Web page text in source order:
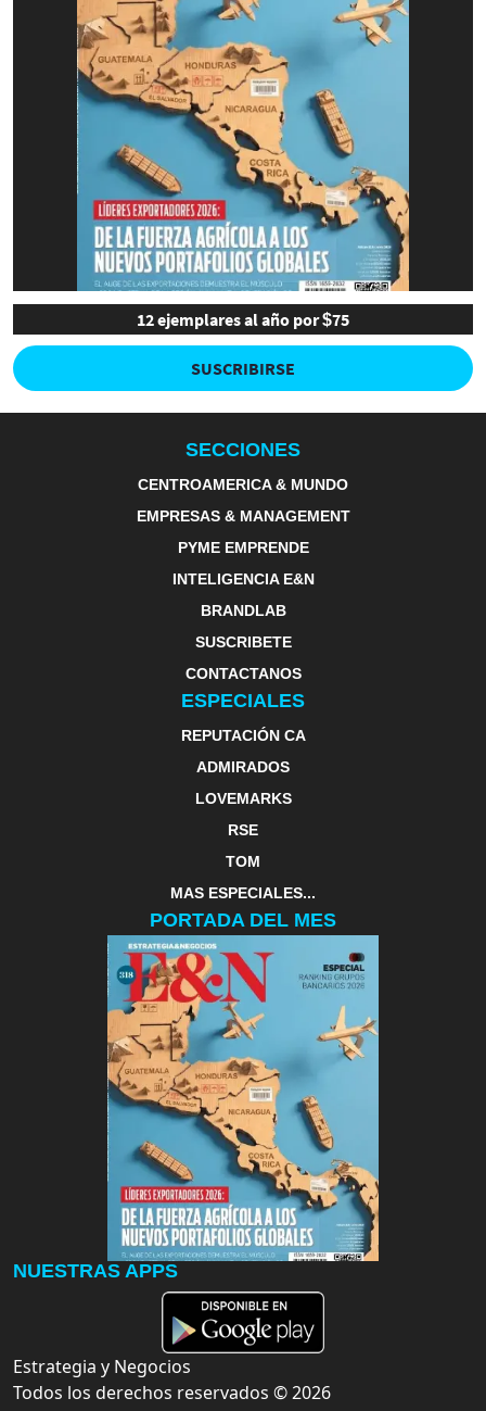
12 ejemplares al año por $75
SUSCRIBIRSE
SECCIONES
CENTROAMERICA & MUNDO
EMPRESAS & MANAGEMENT
PYME EMPRENDE
INTELIGENCIA E&N
BRANDLAB
SUSCRIBETE
CONTACTANOS
ESPECIALES
REPUTACIÓN CA
ADMIRADOS
LOVEMARKS
RSE
TOM
MAS ESPECIALES...
PORTADA DEL MES
NUESTRAS APPS
Estrategia y Negocios
Todos los derechos reservados ©2026